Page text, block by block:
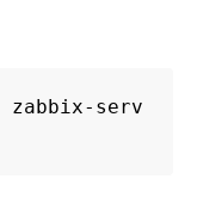
serv